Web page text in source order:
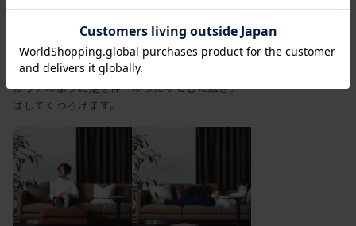
アーム側を背にすれば、
カウチのように足を伸
ばしてくつろげます。
男性でも寝転がれる、
ゆったりとした広さ。